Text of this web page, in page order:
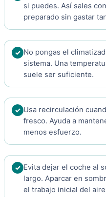
si puedes. Así sales
preparado sin gastar
No pongas el
sistema. Una
suele ser suficiente.
Usa recirculación
fresco. Ayuda a
menos esfuerzo.
Evita dejar el coche al
largo. Aparcar en
el trabajo inicial del